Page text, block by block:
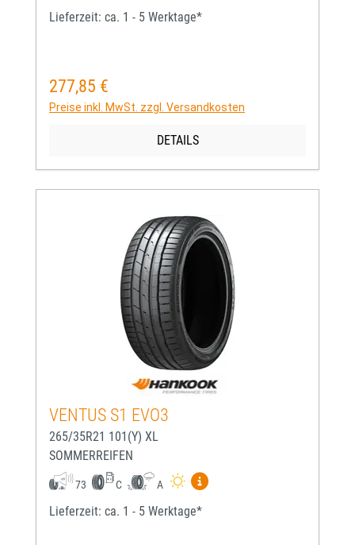
Lieferzeit: ca. 1 - 5 Werktage*
Regulärer Preis:
277,85 €
Preise inkl. MwSt. zzgl. Versandkosten
DETAILS
VENTUS S1 EVO3
265/35R21 101(Y) XL
SOMMERREIFEN
73 C A
Mehr Informationen zum
Lieferzeit: ca. 1 - 5 Werktage*